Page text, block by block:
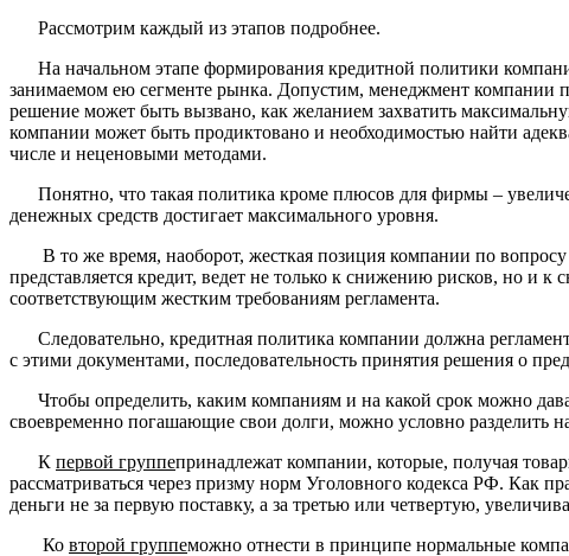
Рассмотрим каждый из этапов подробнее.
На начальном этапе формирования кредитной политики
занимаемом ею сегменте рынка. Допустим, менеджмент компании
решение может быть вызвано, как желанием захватить
компании может быть продиктовано и необходимостью найти
числе и неценовыми методами.
Понятно, что такая политика кроме плюсов для фирмы –
денежных средств достигает максимального уровня.
В то же время, наоборот, жесткая позиция компании по вопросу
представляется кредит, ведет не только к снижению рисков, но и
соответствующим жестким требованиям регламента.
Следовательно, кредитная политика компании должна
с этими документами, последовательность принятия решения о
Чтобы определить, каким компаниям и на какой срок можно
своевременно погашающие свои долги, можно условно разделить
К первой группепринадлежат компании, которые, получая
рассматриваться через призму норм Уголовного кодекса РФ. Как
деньги не за первую поставку, а за третью или четвертую,
Ко второй группеможно отнести в принципе нормальные